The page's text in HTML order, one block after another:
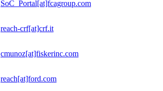
SoC_Portal[at]fcagroup.com
reach-crf[at]crf.it
cmunoz[at]fiskerinc.com
reach[at]ford.com